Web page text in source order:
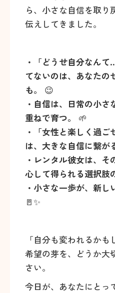
ら、小さな自信を取り
伝えしてきました。
・「どうせ自分なん
てないのは、あなたの
も。
😉
・自信は、日常の小
重ねで育つ。
🌱
・「女性と楽しく過
は、大きな自信に繋が
・レンタル彼女は、
心して得られる選択肢
・小さな一歩が、新し
🚪✨
「自分も変われるか
希望の芽を、どうか大
さい。
今日が、あなたにとっ